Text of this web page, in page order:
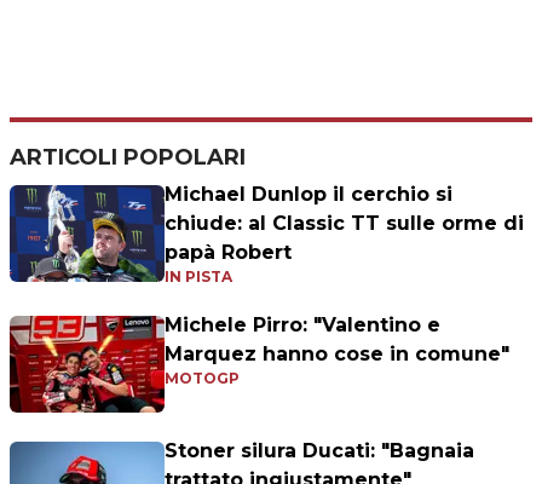
ARTICOLI POPOLARI
Michael Dunlop il cerchio si
chiude: al Classic TT sulle orme di
papà Robert
IN PISTA
Michele Pirro: "Valentino e
Marquez hanno cose in comune"
MOTOGP
Stoner silura Ducati: "Bagnaia